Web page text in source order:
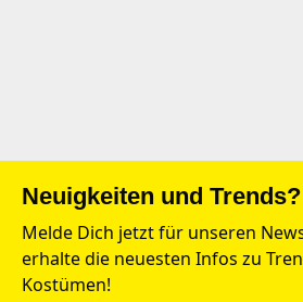
Neuigkeiten und Trends?
Melde Dich jetzt für unseren
erhalte die neuesten Infos zu
Kostümen!